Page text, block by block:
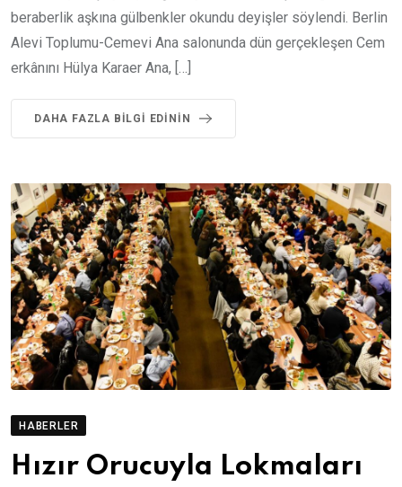
beraberlik aşkına gülbenkler okundu deyişler söylendi. Berlin
Alevi Toplumu-Cemevi Ana salonunda dün gerçekleşen Cem
erkânını Hülya Karaer Ana, […]
DAHA FAZLA BILGI EDININ
HABERLER
Hızır Orucuyla Lokmaları